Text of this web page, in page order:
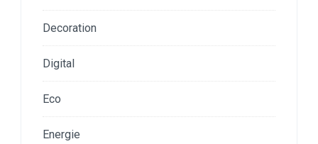
Decoration
Digital
Eco
Energie